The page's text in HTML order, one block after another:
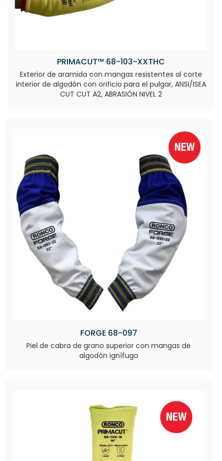
PRIMACUT™ 68-103-XXTHC
Exterior de aramida con mangas resistentes al corte
interior de algodón con orificio para el pulgar, ANSI/ISEA
CUT CUT A2, ABRASIÓN NIVEL 2
FORGE 68-097
Piel de cabra de grano superior con mangas de
algodón ignífugo